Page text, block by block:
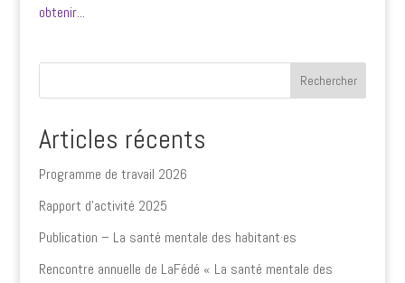
obtenir...
Rechercher
Articles récents
Programme de travail 2026
Rapport d’activité 2025
Publication – La santé mentale des habitant·es
Rencontre annuelle de LaFédé « La santé mentale des